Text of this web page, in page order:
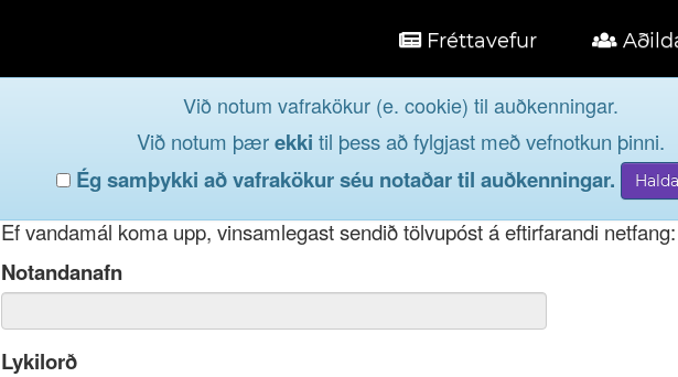
Fréttavefur
Við notum vafrakökur (e. cookie) til auðkenningar.
Við notum þærekki til þess að fylgjast með vefnotkun þinni.
Ég samþykki að vafrakökur séu notaðar til auðkenningar.
Innskráog taktu þátt í lýðræðinu...
Ef þú hefur gleymt notendanafni þínu, þá má einnig nota netfang eða
Ef vandamál koma upp, vinsamlegast sendið tölvupóst á eftirfarandi netfang:
Notandanafn
Lykilorð